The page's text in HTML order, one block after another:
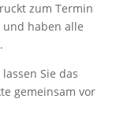
zum Termin
haben alle
Sie das
gemeinsam vor